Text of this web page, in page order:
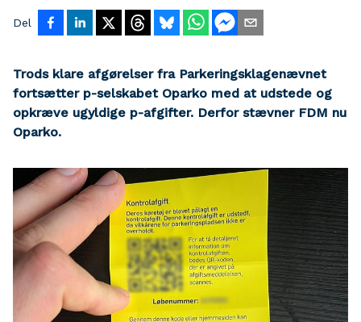
Del
Trods klare afgørelser fra Parkeringsklagenævnet
fortsætter p-selskabet Oparko med at udstede og
opkræve ugyldige p-afgifter. Derfor stævner FDM nu
Oparko.